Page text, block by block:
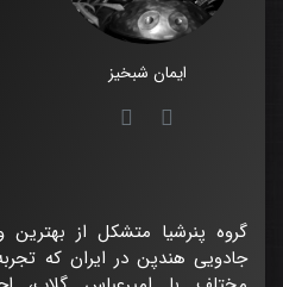
ایمان شبخیز
گروه پنرشیا متشکل از بهترین
جادویی هندپن در ایران که